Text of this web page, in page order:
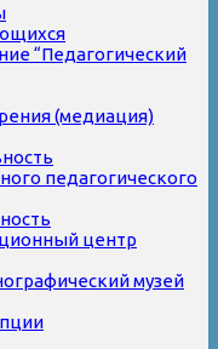
“Педагогический
(медиация)
педагогического
центр
музей